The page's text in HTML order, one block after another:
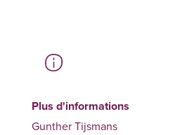
Plus d'informations
Gunther Tijsmans